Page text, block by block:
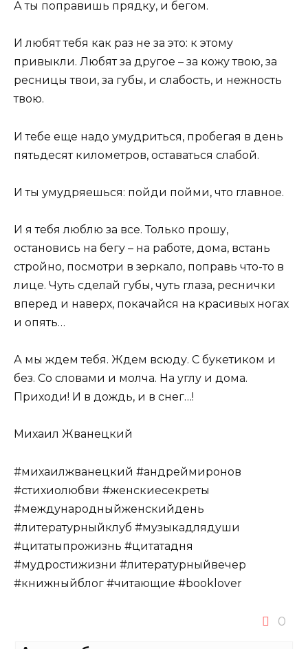
А ты поправишь прядку, и бегом.
И любят тебя как раз не за это: к этому
привыкли. Любят за другое – за кожу твою, за
ресницы твои, за губы, и слабость, и нежность
твою.
И тебе еще надо умудриться, пробегая в день
пятьдесят километров, оставаться слабой.
И ты умудряешься: пойди пойми, что главное.
И я тебя люблю за все. Только прошу,
остановись на бегу – на работе, дома, встань
стройно, посмотри в зеркало, поправь что-то в
лице. Чуть сделай губы, чуть глаза, реснички
вперед и наверх, покачайся на красивых ногах
и опять…
А мы ждем тебя. Ждем всюду. С букетиком и
без. Со словами и молча. На углу и дома.
Приходи! И в дождь, и в снег…!
Михаил Жванецкий
#михаилжванецкий #андреймиронов
#стихиолюбви #женскиесекреты
#международныйженскийдень
#литературныйклуб #музыкадлядуши
#цитатыпрожизнь #цитатадня
#мудростижизни #литературныйвечер
#книжныйблог #читающие #booklover
0